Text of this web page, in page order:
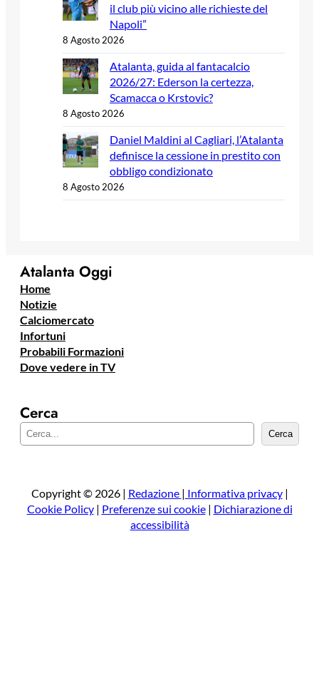
il club più vicino alle richieste del
Napoli”
8 Agosto 2026
Atalanta, guida al fantacalcio
2026/27: Ederson la certezza,
Scamacca o Krstovic?
8 Agosto 2026
Daniel Maldini al Cagliari, l’Atalanta
definisce la cessione in prestito con
obbligo condizionato
8 Agosto 2026
Atalanta Oggi
Home
Notizie
Calciomercato
Infortuni
Probabili Formazioni
Dove vedere in TV
Cerca
e
a
Cerca
Copyright © 2026 | Redazione | Informativa privacy|
Cookie Policy| Preferenze sui cookie| Dichiarazione di
accessibilità